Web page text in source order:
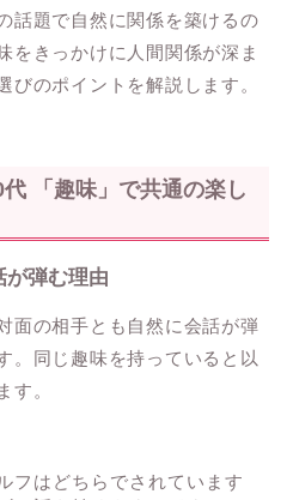
話題で自然に関係を築けるの
をきっかけに人間関係が深ま
びのポイントを解説します。
「趣味」で共通の楽し
が弾む理由
面の相手とも自然に会話が弾
。同じ趣味を持っていると以
す。
フはどちらでされています